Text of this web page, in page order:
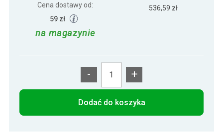
Cena dostawy od:
59 zł
na magazynie
536,59 zł
- +
Dodać do koszyka